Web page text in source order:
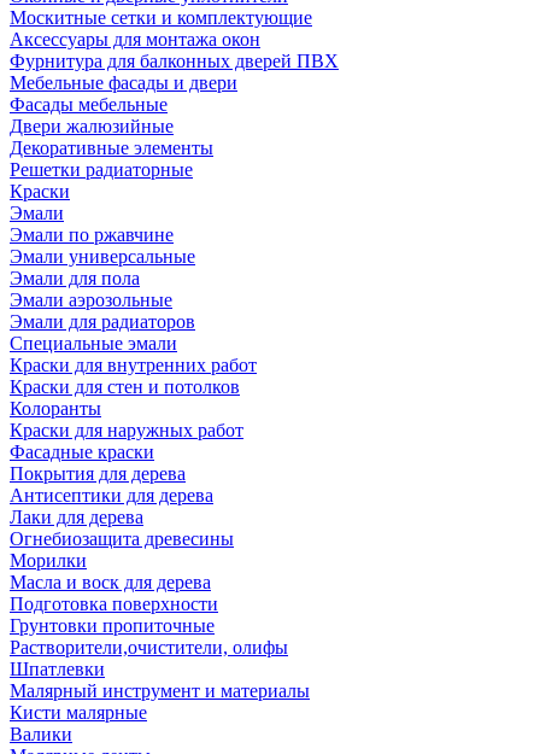
Москитные сетки и комплектующие
Аксессуары для монтажа окон
Фурнитура для балконных дверей ПВХ
Мебельные фасады и двери
Фасады мебельные
Двери жалюзийные
Декоративные элементы
Решетки радиаторные
Краски
Эмали
Эмали по ржавчине
Эмали универсальные
Эмали для пола
Эмали аэрозольные
Эмали для радиаторов
Специальные эмали
Краски для внутренних работ
Краски для стен и потолков
Колоранты
Краски для наружных работ
Фасадные краски
Покрытия для дерева
Антисептики для дерева
Лаки для дерева
Огнебиозащита древесины
Морилки
Масла и воск для дерева
Подготовка поверхности
Грунтовки пропиточные
Растворители,очистители, олифы
Шпатлевки
Малярный инструмент и материалы
Кисти малярные
Валики